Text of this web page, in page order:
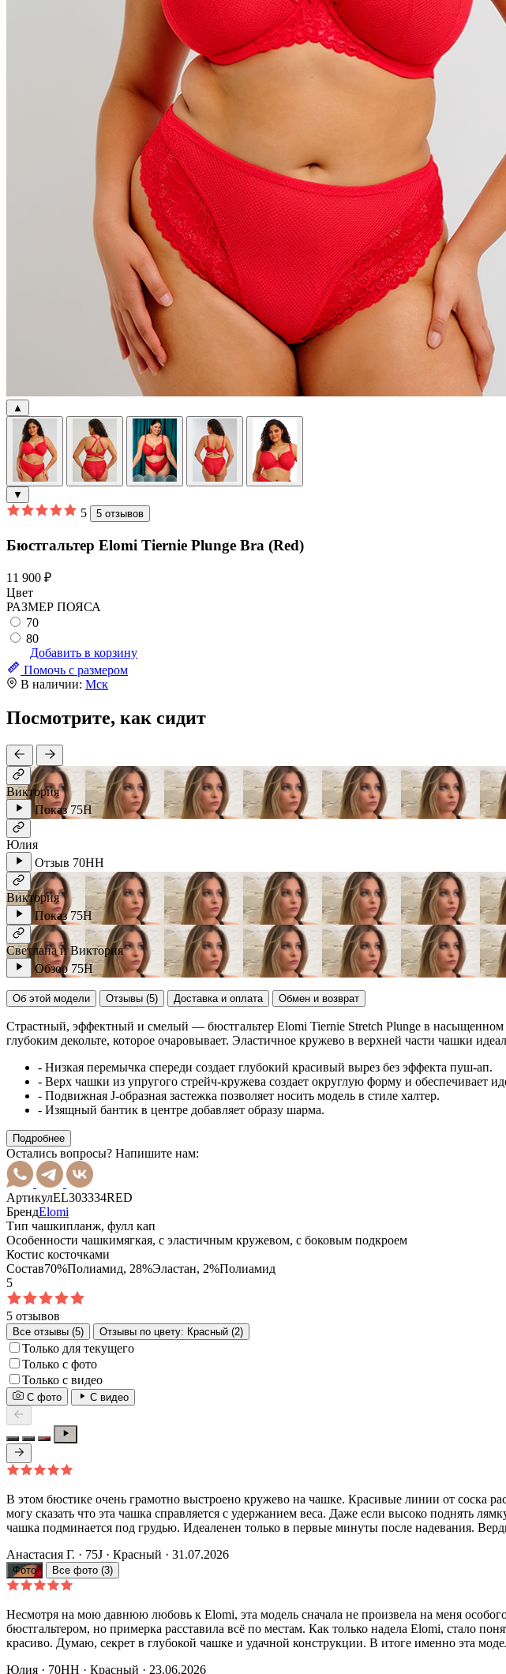
▲
▼
5 5 отзывов
Бюстгальтер Elomi Tiernie Plunge Bra (Red)
11 900 ₽
Цвет
РАЗМЕР ПОЯСА
70
80
Добавить в корзину
Помочь с размером
В наличии: Мск
Посмотрите, как сидит
Виктория
Показ 75H
Юлия
Отзыв 70HH
Виктория
Показ 75H
Светлана и Виктория
Обзор 75H
Об этой модели Отзывы (5) Доставка и оплата Обмен и возврат
Страстный, эффектный и смелый — бюстгальтер Elomi Tiernie Stretch Plunge в насыщенном
глубоким декольте, которое очаровывает. Эластичное кружево в верхней части чашки
- Низкая перемычка спереди создает глубокий красивый вырез без эффекта пуш-ап.
- Верх чашки из упругого стрейч-кружева создает округлую форму и обеспечивает
- Подвижная J-образная застежка позволяет носить модель в стиле халтер.
- Изящный бантик в центре добавляет образу шарма.
Подробнее
Остались вопросы? Напишите нам:
АртикулEL303334RED
БрендElomi
Тип чашкипланж, фулл кап
Особенности чашкимягкая, с эластичным кружевом, с боковым подкроем
Костис косточками
Состав70%Полиамид, 28%Эластан, 2%Полиамид
5
5 отзывов
Все отзывы (5) Отзывы по цвету: Красный (2)
Только для текущего
Только с фото
Только с видео
С фото С видео
В этом бюстике очень грамотно выстроено кружево на чашке. Красивые линии от
могу сказать что эта чашка справляется с удержанием веса. Даже если высоко поднять
чашка подминается под грудью. Идеаленен только в первые минуты после надевания.
Анастасия Г. · 75J · Красный · 31.07.2026
Фото Все фото (3)
Несмотря на мою давнюю любовь к Elomi, эта модель сначала не произвела на меня
бюстгальтером, но примерка расставила всё по местам. Как только надела Elomi, стало
красиво. Думаю, секрет в глубокой чашке и удачной конструкции. В итоге именно эта
Юлия · 70HH · Красный · 23.06.2026